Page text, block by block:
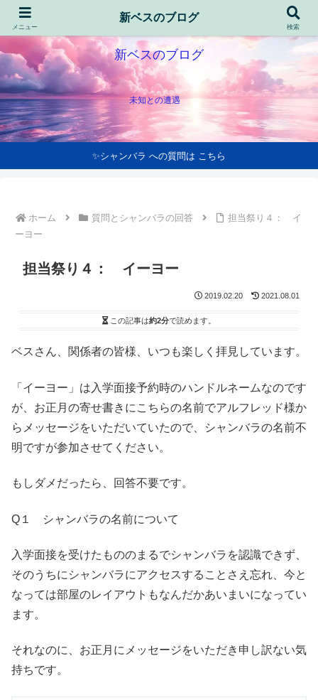
新ベスのブログ
未知との遭遇
✨シャンバラ への質問は こちら
ホーム 質問とシャンバラの回答
担当祭り４： イ
ーヨー
担当祭り４： イーヨー
2019.02.20 2021.08.01
この記事は約2分で読めます。
ベスさん、関係者の皆様、いつも楽しく拝見しています。
「イーヨー」は入学面接予約時のハンドルネームなのです
が、お正月の寄せ書きにこちらの名前でアルフレッド様か
らメッセージをいただいていたので、シャンバラの名前不
明ですが参加させてください。
もしダメだったら、回答不要です。
Q１ シャンバラの名前について
入学面接を受けたもののまるでシャンバラを認識できず、
そのうちにシャンバラにアクセスすることさえ忘れ、今と
なっては部屋のレイアウトもなんだかあいまいになってい
ます。
それなのに、お正月にメッセージをいただき申し訳ない気
持ちです。
メニュー
新ベスのブログ
検索